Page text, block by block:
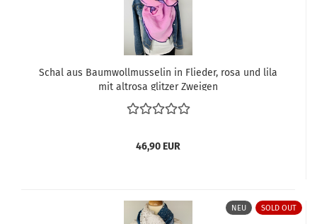
Schal aus Baumwollmusselin in Flieder, rosa und lila
mit altrosa glitzer Zweigen
46,90 EUR
NEU SOLD OUT